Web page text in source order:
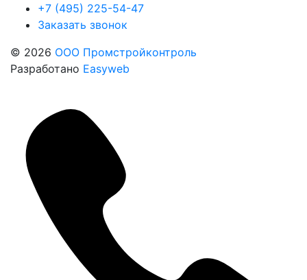
+7 (495) 225-54-47
Заказать звонок
© 2026 ООО Промстройконтроль
Разработано Easyweb